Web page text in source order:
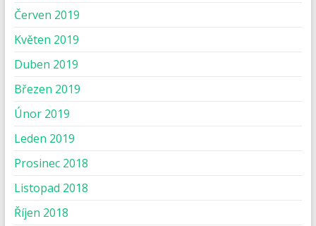
Červen 2019
Květen 2019
Duben 2019
Březen 2019
Únor 2019
Leden 2019
Prosinec 2018
Listopad 2018
Říjen 2018